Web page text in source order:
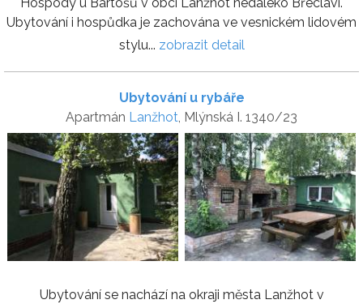
Ubytování i hospůdka je zachována ve vesnickém lidovém
stylu... zobrazit detail
Ubytování u rybáře
Apartmán Lanžhot , Mlýnská I. 1340/23
Ubytování se nachází na okraji města Lanžhot v